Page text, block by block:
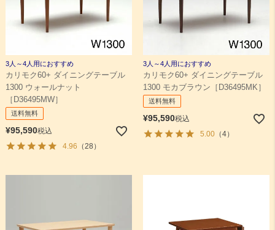
3人～4人用におすすめ
カリモク60+ ダイニングテーブル
1300 ウォールナット
［D36495MW］
送料無料
¥95,590税込
4.96 （28）
3人～4人用におすすめ
カリモク60+ ダイニングテーブル
1300 モカブラウン［D36495MK］
送料無料
¥95,590税込
5.00（4）